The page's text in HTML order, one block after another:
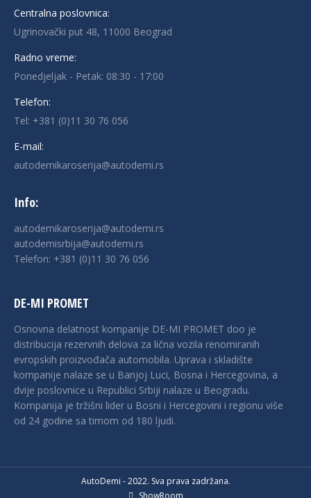
Centralna poslovnica:
Ugrinovački put 48, 11000 Beograd
Radno vreme:
Ponedjeljak - Petak: 08:30 - 17:00
Telefon:
Tel: +381 (0)11 30 76 056
E-mail:
autodemikaroserija@autodemi.rs
Info:
autodemikaroserija@autodemi.rs
autodemisrbija@autodemi.rs
Telefon: +381 (0)11 30 76 056
DE-MI PROMET
Osnovna delatnost kompanije DE-MI PROMET doo je
distribucija rezervnih delova za lična vozila renomiranih
evropskih proizvođača automobila. Uprava i skladište
kompanije nalaze se u Banjој Luci, Bosna i Hercegovina, a
dvije poslovnice u Republici Srbiji nalaze u Beogradu.
Kompanija je tržišni lider u Bosni i Hercegovini i regionu više
od 24 godine sa timom od 180 ljudi.
AutoDemi - 2022. Sva prava zadržana.